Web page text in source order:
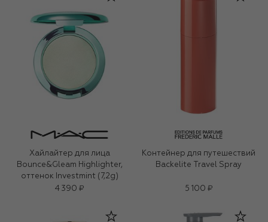
Хайлайтер для лица
Bounce&Gleam Highlighter,
оттенок Investmint (7,2g)
4 390 ₽
Контейнер для путешествий
Backelite Travel Spray
5 100 ₽